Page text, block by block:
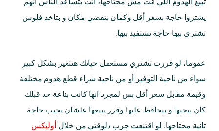
تبيع الهدوم اللي انت مش محتاجها، أنت بتساعد الناس انهم
يشتروا حاجة بسعر أقل وكمان بتفضي مكان و بتاخد فلوس
تشتري بيها حاجة تستفيد بيها.
عموما، لو قررت تشتري مستعمل حياتك هتتغير بشكل كبير
سواء من ناحية التوفير أو من ناحية شراء قطع هدوم مختلفة
وقيمة مقابل سعر أقل بس لمجرد انها كانت بتاعة حد قبلك
كان بيحبها و بيحافظ عليها وقرر يبيعها علشان يجيب حاجة
تانية محتاجها. لو اقتنعت جرب دلوقتي من خلال أوليكس